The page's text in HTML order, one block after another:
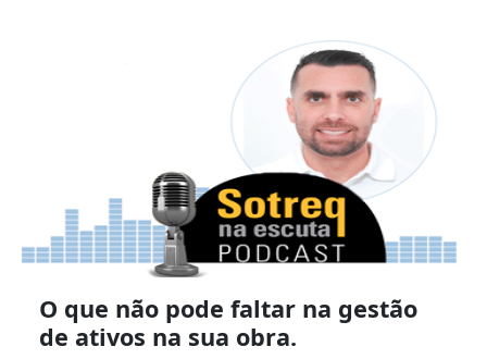
O que não pode faltar na gestão
de ativos na sua obra.